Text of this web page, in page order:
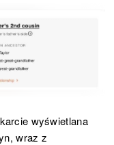
wyświetlana
wraz z